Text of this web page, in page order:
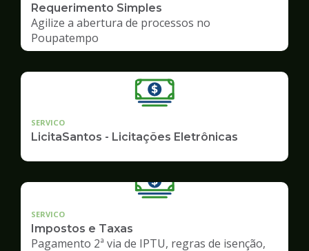
Requerimento Simples
Agilize a abertura de processos no
Poupatempo
SERVICO
LicitaSantos - Licitações Eletrônicas
SERVICO
Impostos e Taxas
Pagamento 2ª via de IPTU, regras de isenção,